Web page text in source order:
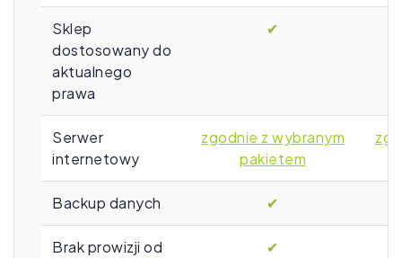
Sklep
dostosowany do
aktualnego
prawa
✔
Serwer
internetowy
zgodnie z wybranym
pakietem
Backup danych ✔
Brak prowizji od
✔